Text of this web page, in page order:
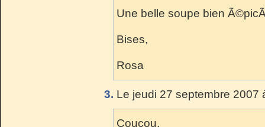
Une belle soupe bien
Bises,
Rosa
3. Le jeudi 27 septembre 2007
Coucou,